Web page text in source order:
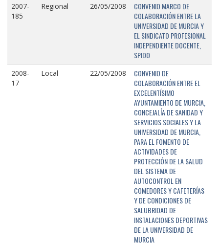
2007-
185
Regional 26/05/2008
CONVENIO MARCO DE
COLABORACIÓN ENTRE LA
UNIVERSIDAD DE MURCIA Y
EL SINDICATO PROFESIONAL
INDEPENDIENTE DOCENTE,
SPIDO
2008-
17
Local 22/05/2008
CONVENIO DE
COLABORACIÓN ENTRE EL
EXCELENTÍSIMO
AYUNTAMIENTO DE MURCIA,
CONCEJALÍA DE SANIDAD Y
SERVICIOS SOCIALES Y LA
UNIVERSIDAD DE MURCIA,
PARA EL FOMENTO DE
ACTIVIDADES DE
PROTECCIÓN DE LA SALUD
DEL SISTEMA DE
AUTOCONTROL EN
COMEDORES Y CAFETERÍAS
Y DE CONDICIONES DE
SALUBRIDAD DE
INSTALACIONES DEPORTIVAS
DE LA UNIVERSIDAD DE
MURCIA